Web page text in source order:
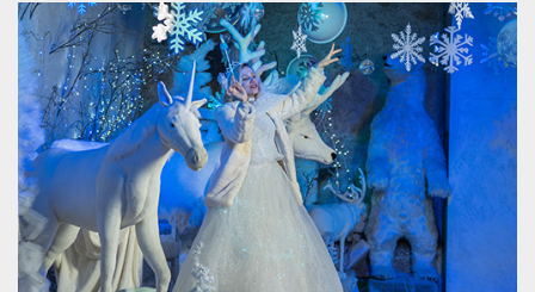
challenge if
present. It is
required to
reach origin
server.
wordpress_test_cookie
Automattic
Inc.
.oooh.events
Sessione
Cookie di
Wordpress,
verifica che il
browser accetti i
cookie.
PHPSESSID
PHP.net
oooh.events
Sessione
Cookie
generato da
applicazioni
basate sul
linguaggio PHP.